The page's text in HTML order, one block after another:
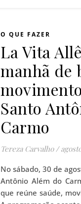
O QUE FAZER
La Vita
manhã de
Santo
Carmo
Tereza Carvalho /
No sábado, 30 de
Antônio Além do
que reúne saúde,